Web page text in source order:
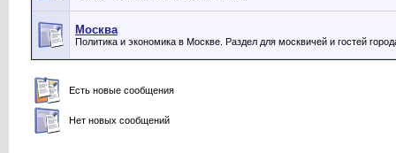
Москва
Политика и экономика в Москве. Раздел для москвичей и гостей
Есть новые сообщения
Нет новых сообщений